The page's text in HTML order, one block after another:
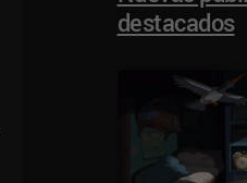
destacados